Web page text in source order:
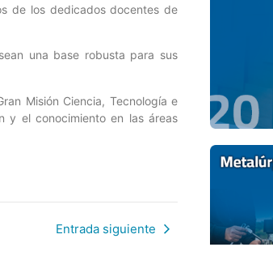
de los dedicados docentes de
una base robusta para sus
Misión Ciencia, Tecnología e
y el conocimiento en las áreas
Entrada siguiente